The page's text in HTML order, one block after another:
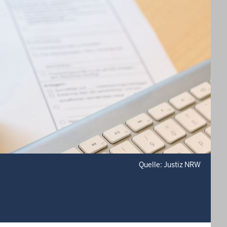
Quelle: Justiz NRW